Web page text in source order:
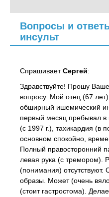
Вопросы и
инсульт
СпрашиваетСергей:
Здравствуйте! Прошу
вопросу. Мой отец (67
обширный ишемический
первый месяц пребывал в
(с 1997 г.), тахикардия (в
основном спокойно,
Полный правосторонний
левая рука (с тремором).
(понимания) отсутствуют.
образы. Может (очень
(стоит гастростома).